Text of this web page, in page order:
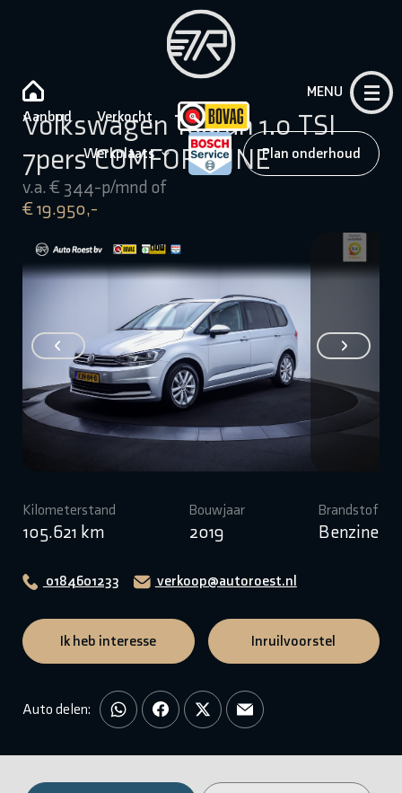
Aanbod Verkocht
Werkplaats Plan onderhoud
MENU
Volkswagen Touran 1.0 TSI
7pers COMFORTLINE
v.a. € 344-p/mnd of
€ 19.950,-
Kilometerstand
105.621 km
Bouwjaar
2019
Brandstof
Benzine
0184601233 verkoop@autoroest.nl
Ik heb interesse Inruilvoorstel
Auto delen: